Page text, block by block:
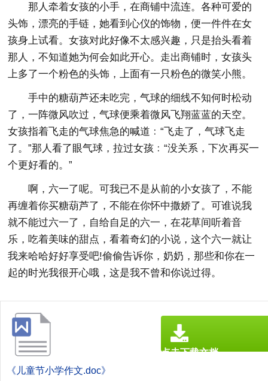
那人牵着女孩的小手，在商铺中流连。各种可爱的
头饰，漂亮的手链，她看到心仪的饰物，便一件件在女
孩身上试看。女孩对此好像不太感兴趣，只是抬头看着
那人，不知道她为何会如此开心。走出商铺时，女孩头
上多了一个粉色的头饰，上面有一只粉色的微笑小熊。
手中的糖葫芦还未吃完，气球的细线不知何时松动
了，一阵微风吹过，气球便乘着微风飞翔蓝蓝的天空。
女孩指着飞走的气球焦急的喊道﹕“飞走了，气球飞走
了。”那人看了眼气球，拉过女孩﹕“没关系，下次再买一
个更好看的。”
啊，六一了呢。可我已不是从前的小女孩了，不能
再缠着你买糖葫芦了，不能在你怀中撒娇了。可谁说我
就不能过六一了，自给自足的六一，在花草间听着音
乐，吃着美味的甜点，看着奇幻的小说，这个六一就让
我来哈哈好好享受吧!偷偷告诉你，奶奶，那些和你在一
起的时光我很开心哦，这是我不曾和你说过得。
《儿童节小学作文.doc》
点击下载文档